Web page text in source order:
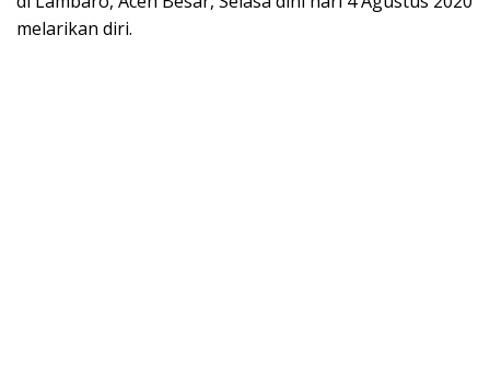
melarikan diri.